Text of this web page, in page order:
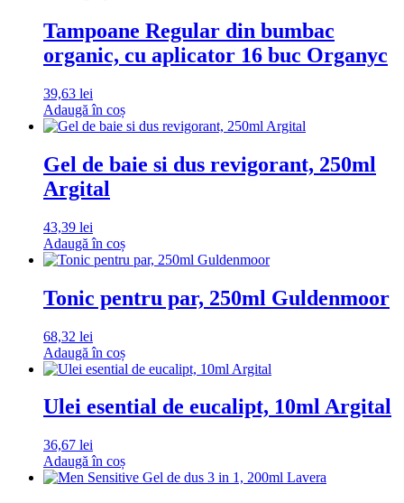
Tampoane Regular din bumbac
organic, cu aplicator 16 buc Organyc
39,63 lei
Adaugă în coș
Gel de baie si dus revigorant, 250ml
Argital
43,39 lei
Adaugă în coș
Tonic pentru par, 250ml Guldenmoor
68,32 lei
Adaugă în coș
Ulei esential de eucalipt, 10ml Argital
36,67 lei
Adaugă în coș